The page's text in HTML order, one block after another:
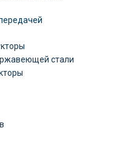
стали